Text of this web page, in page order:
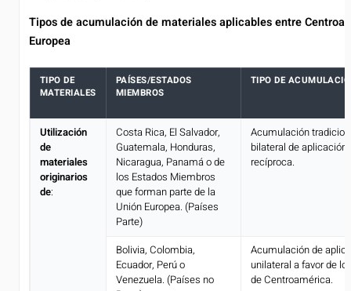
Tipos de acumulación de materiales aplicables entre
Europea
TIPO DE
MATERIALES
PAÍSES/ESTADOS
MIEMBROS
TIPO DE
Utilización
de
materiales
originarios
de:
Costa Rica, El Salvador,
Guatemala, Honduras,
Nicaragua, Panamá o de
los Estados Miembros
que forman parte de la
Unión Europea. (Países
Parte)
Acumulación
bilateral de aplicación
recíproca.
Bolivia, Colombia,
Ecuador, Perú o
Venezuela. (Países no
Acumulación de
unilateral a favor de
de Centroamérica.